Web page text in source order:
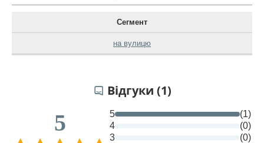
Сегмент
на вулицю
Відгуки (1)
5 5
(1)
4
(0)
3
(0)